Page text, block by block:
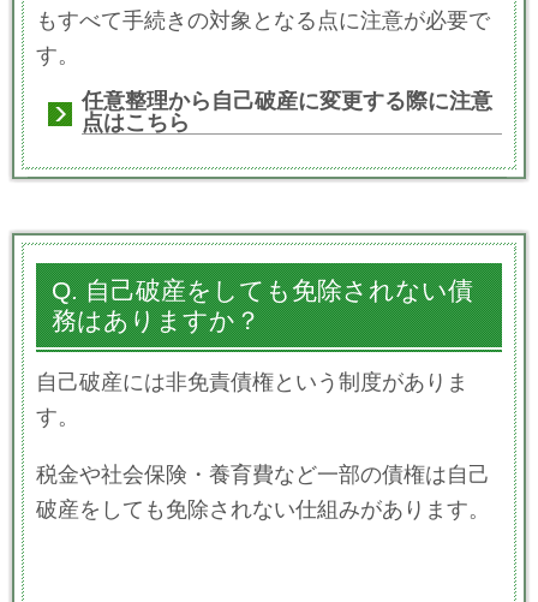
もすべて手続きの対象となる点に注意が必要で
す。
任意整理から自己破産に変更する際に注意
点はこちら
Q. 自己破産をしても免除されない債
務はありますか？
自己破産には非免責債権という制度がありま
す。
税金や社会保険・養育費など一部の債権は自己
破産をしても免除されない仕組みがあります。